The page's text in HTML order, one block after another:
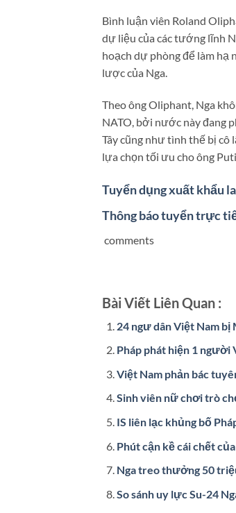
Bình luận viên Roland
dự liệu của các tướng lĩnh
hoạch dự phòng để làm
lược của Nga.
Theo ông Oliphant, Nga
NATO, bởi nước này đang
Tây cũng như tình thế bị cô
lựa chọn tối ưu cho ông
Tuyển dụng xuất khẩu
Thông báo tuyển trực
comments
Bài Viết Liên Quan :
24 ngư dân Việt Nam bị
Pháp phát hiện 1
Việt Nam phản bác
Sinh viên nữ chơi trò
IS liên lạc khủng bố
Phút cận kề cái chết
Nga treo thưởng 50
So sánh uy lực Su-24